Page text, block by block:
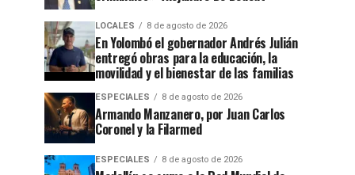
LOCALES 8 de agosto de 2026
En Yolombó el gobernador Andrés Julián
entregó obras para la educación, la
movilidad y el bienestar de las familias
ESPECIALES 8 de agosto de 2026
Armando Manzanero, por Juan Carlos
Coronel y la Filarmed
ESPECIALES 8 de agosto de 2026